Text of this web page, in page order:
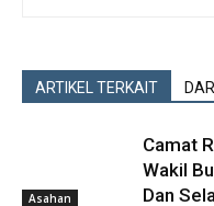
ARTIKEL TERKAIT
Asahan
Camat
Wakil
Dan